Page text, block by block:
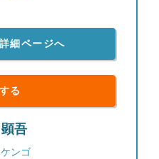
ートナーズ株式会社と
社をはじめとする特定
で、中立的な立場から
産管理の専門家です。
を行うことなく、お客
相談にのらせていただ
ないため、お客様に
細ページへ
る
吾
ンゴ